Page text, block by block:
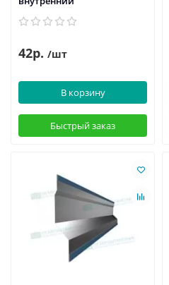
42р. /шт
В корзину
Быстрый заказ